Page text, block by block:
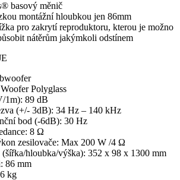
basový měnič
montážní hloubkou jen 86mm
pro zakrytí reproduktoru, kterou je možno
nátěrům jakýmkoli odstínem
Polyglass
1m): 89 dB
(+/- 3dB): 34 Hz ​​– 140 kHz
bod (-6dB): 30 Hz
8 Ω
zesilovače: Max 200 W /4 Ω
hloubka/výška): 352 x 98 x 1300 mm
86 mm
kg